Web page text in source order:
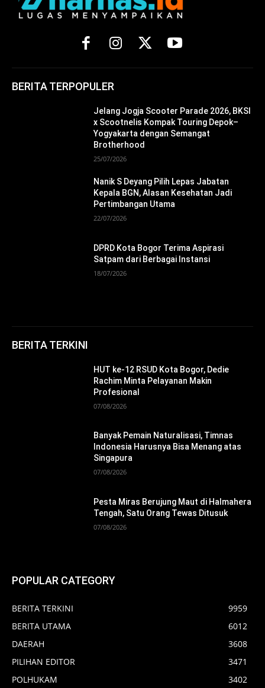
BERITA TERPOPULER
Jelang Jogja Scooter Parade 2026, BKSI
x Scootnelis Kompak Touring Depok–
Yogyakarta dengan Semangat
Brotherhood
25/07/2026
Nanik S Deyang Pilih Lepas Jabatan
Kepala BGN, Alasan Kesehatan Jadi
Pertimbangan Utama
22/07/2026
DPRD Kota Bogor Terima Aspirasi
Satpam dari Berbagai Instansi
18/07/2026
BERITA TERKINI
HUT ke-12 RSUD Kota Bogor, Dedie
Rachim Minta Pelayanan Makin
Profesional
07/08/2026
Banyak Pemain Naturalisasi, Timnas
Indonesia Harusnya Bisa Menang atas
Singapura
07/08/2026
Pesta Miras Berujung Maut di Halmahera
Tengah, Satu Orang Tewas Ditusuk
07/08/2026
POPULAR CATEGORY
BERITA TERKINI
9959
BERITA UTAMA
6012
DAERAH
3608
PILIHAN EDITOR
3471
POLHUKAM
3402